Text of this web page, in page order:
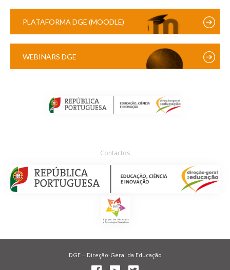
PLATAFORMA DGE (MOODLE)
WEBINARS DGE
Contactos
DGE – Direção-Geral da Educação